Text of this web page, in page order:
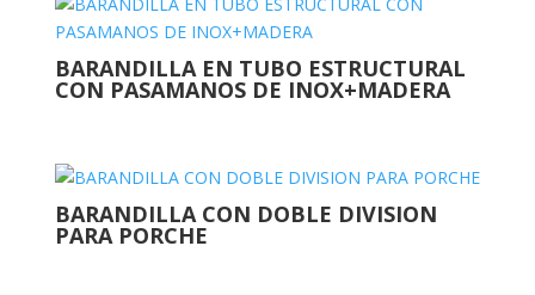
BARANDILLA EN TUBO ESTRUCTURAL
CON PASAMANOS DE INOX+MADERA
BARANDILLA CON DOBLE DIVISION
PARA PORCHE